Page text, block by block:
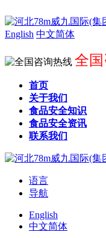
English 中文简体
全国
首页
关于我们
食品安全知识
食品安全资讯
联系我们
语言
导航
English
中文简体